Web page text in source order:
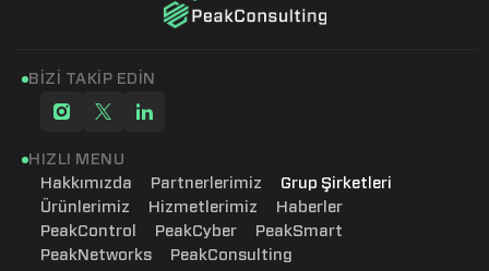
BİZİ TAKİP EDİN
HIZLI MENU
Hakkımızda
Partnerlerimiz
Grup Şirketleri
Ürünlerimiz
Hizmetlerimiz
Haberler
PeakControl
PeakCyber
PeakSmart
PeakNetworks
PeakConsulting